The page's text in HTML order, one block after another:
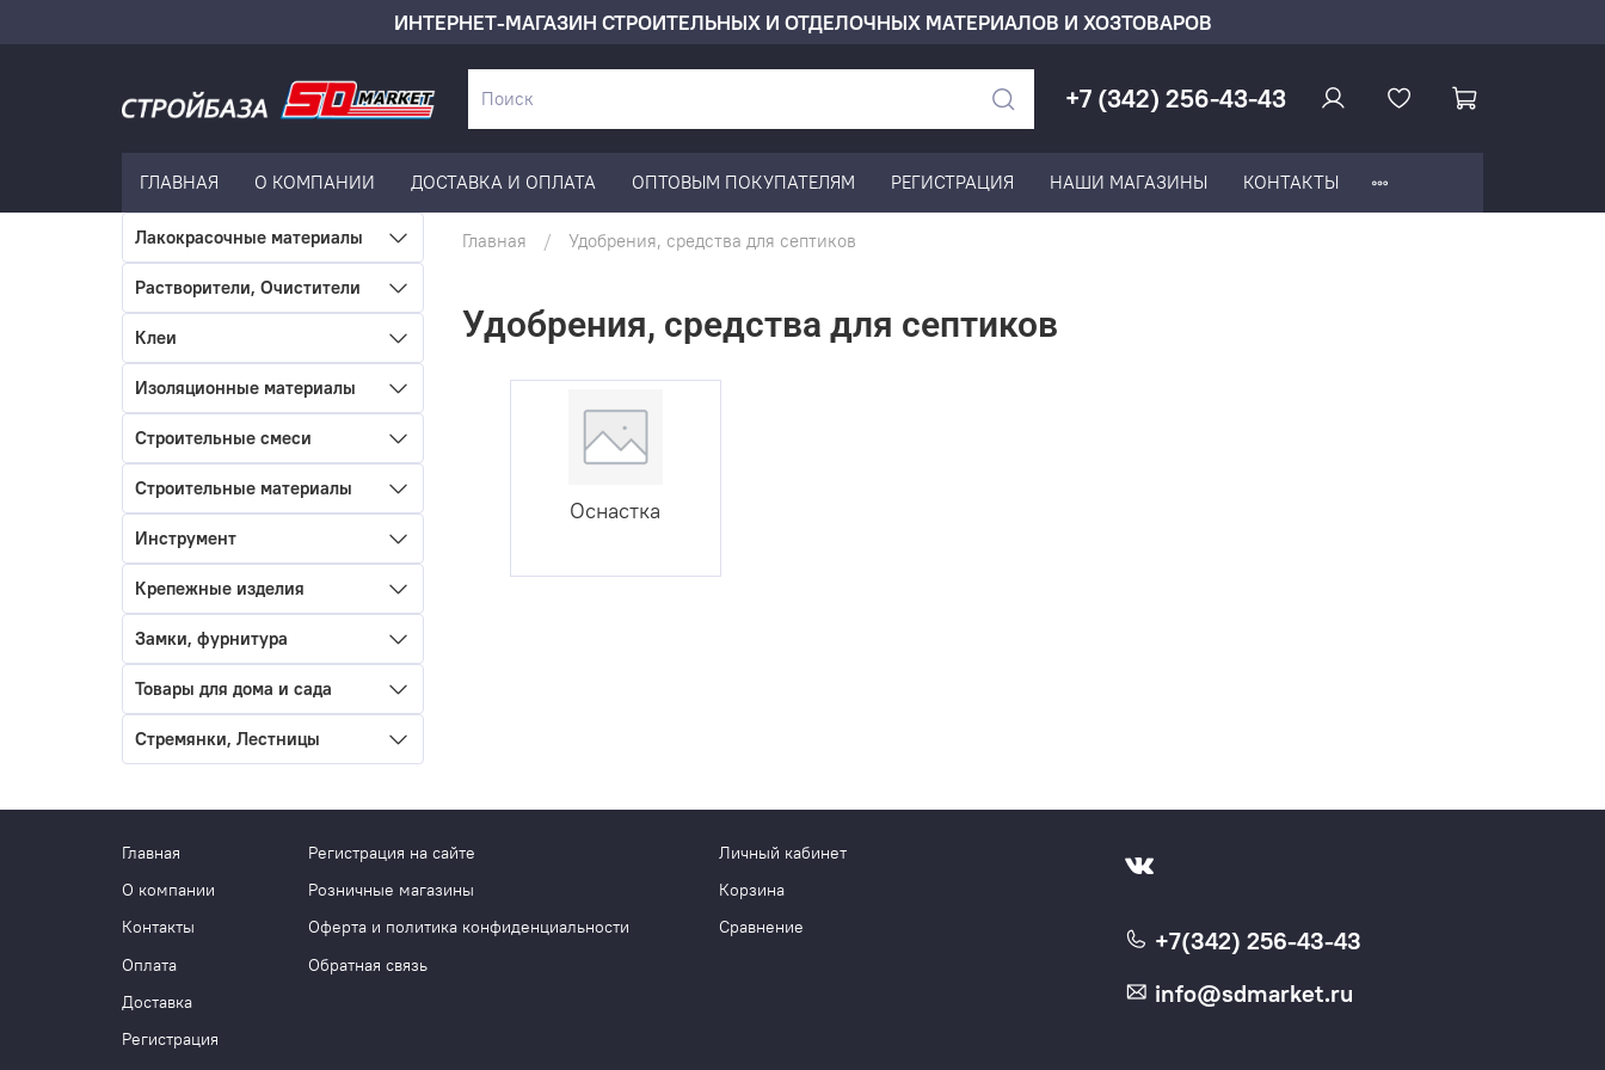
ИНТЕРНЕТ-МАГАЗИН СТРОИТЕЛЬНЫХ И ОТДЕЛОЧНЫХ МАТЕРИАЛОВ И ХОЗТОВАРОВ
+7 (342) 256-43-43
ГЛАВНАЯ О КОМПАНИИ ДОСТАВКА И ОПЛАТА ОПТОВЫМ ПОКУПАТЕЛЯМ РЕГИСТРАЦИЯ НАШИ МАГАЗИНЫ КОНТАКТЫ
Главная Удобрения, средства для септиков
Удобрения, средства для септиков
Оснастка
Лакокрасочные материалы
Растворители, Очистители
Клеи
Изоляционные материалы
Строительные смеси
Строительные материалы
Инструмент
Крепежные изделия
Замки, фурнитура
Товары для дома и сада
Стремянки, Лестницы
Главная
О компании
Контакты
Оплата
Доставка
Регистрация
Регистрация на сайте
Розничные магазины
Оферта и политика конфиденциальности
Обратная связь
Личный кабинет
Корзина
Сравнение
+7(342) 256-43-43
info@sdmarket.ru